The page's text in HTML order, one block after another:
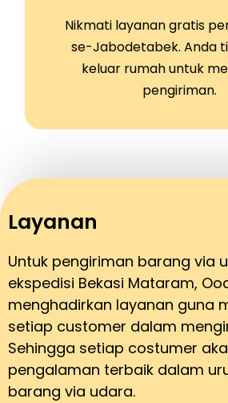
Nikmati layanan gratis
se-Jabodetabek. Anda
keluar rumah untuk
pengiriman.
Layanan
Untuk pengiriman barang via
ekspedisi Bekasi Mataram,
menghadirkan layanan guna
setiap customer dalam
Sehingga setiap costumer
pengalaman terbaik dalam
barang via udara.